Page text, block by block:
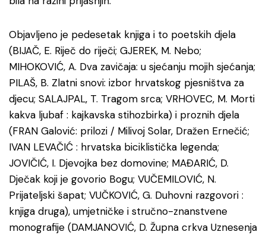
Objavljeno je pedesetak knjiga i to poetskih djela
(BIJAČ, E. Riječ do riječi; GJEREK, M. Nebo;
MIHOKOVIĆ, A. Dva zavičaja: u sjećanju mojih sjećanja;
PILAŠ, B. Zlatni snovi: izbor hrvatskog pjesništva za
djecu; SALAJPAL, T. Tragom srca; VRHOVEC, M. Morti
kakva ljubaf : kajkavska stihozbirka) i proznih djela
(FRAN Galović: prilozi / Milivoj Solar, Dražen Ernečić;
IVAN LEVAČIĆ : hrvatska biciklistička legenda;
JOVIČIĆ, I. Djevojka bez domovine; MAĐARIĆ, D.
Dječak koji je govorio Bogu; VUČEMILOVIĆ, N.
Prijateljski šapat; VUČKOVIĆ, G. Duhovni razgovori :
knjiga druga), umjetničke i stručno-znanstvene
monografije (DAMJANOVIĆ, D. Župna crkva Uznesenja